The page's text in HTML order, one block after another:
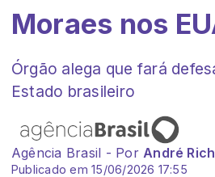
Moraes nos
Órgão alega que fará
Estado brasileiro
Agência Brasil - PorAndré
Publicado em 15/06/2026 17:55